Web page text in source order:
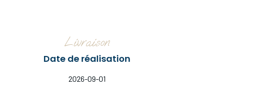
Livraison
Date de réalisation
2026-09-01